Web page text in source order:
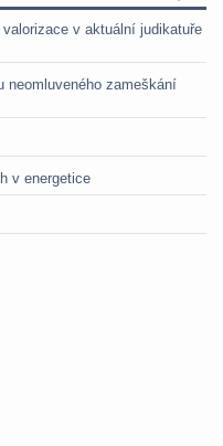
v aktuální judikatuře
neomluveného zameškání
v energetice